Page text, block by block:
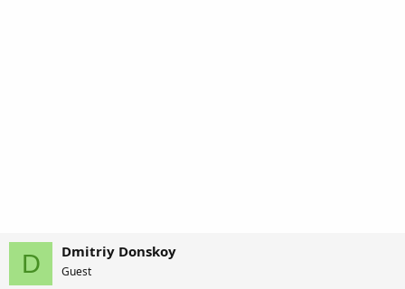
D Dmitriy Donskoy
Guest